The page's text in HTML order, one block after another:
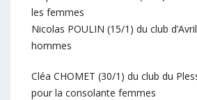
les femmes
Nicolas POULIN (15/1) du club
hommes
Cléa CHOMET (30/1) du club du
pour la consolante femmes